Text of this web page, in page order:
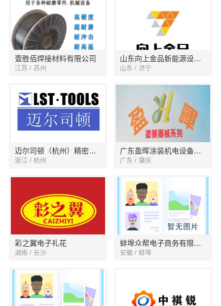
壹胜佰焊接材料有限公司
江苏 / 苏州
山东向上金品新能源设备有限公司
山东 / 济宁
迈尔司顿（杭州）精密机械有限公司
浙江 / 杭州
广东盈晖涂装机电设备有限公司
广东 / 肇庆
彩之翼电子礼花
湖南 / 长沙
蚌埠众帮电子商务有限公司
安徽 / 蚌埠